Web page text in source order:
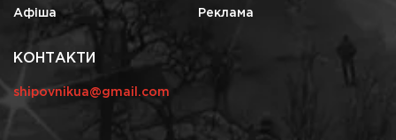
Афіша Реклама
КОНТАКТИ
shipovnikua@gmail.com